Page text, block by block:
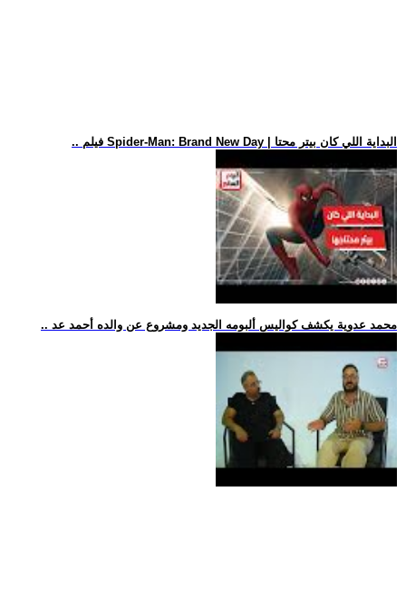
.. فيلم Spider-Man: Brand New Day | البداية اللي كان بيتر محتا
.. محمد عدوية يكشف كواليس ألبومه الجديد ومشروع عن والده أحمد عد